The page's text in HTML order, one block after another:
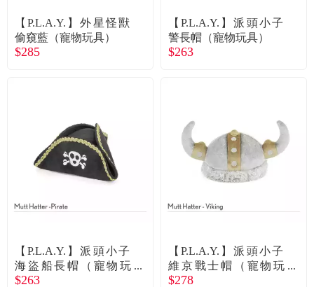
【P.L.A.Y.】外星怪獸
偷窺藍（寵物玩具）
$285
【P.L.A.Y.】派頭小子
警長帽（寵物玩具）
$263
【P.L.A.Y.】派頭小子
海盜船長帽（寵物玩
具）
$263
【P.L.A.Y.】派頭小子
維京戰士帽（寵物玩
具）
$278